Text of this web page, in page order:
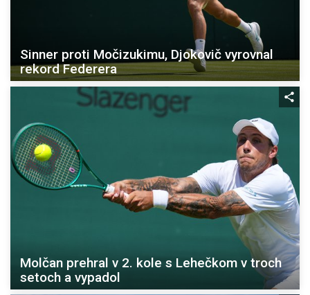
Sinner proti Močizukimu, Djokovič vyrovnal
rekord Federera
Molčan prehral v 2. kole s Lehečkom v troch
setoch a vypadol